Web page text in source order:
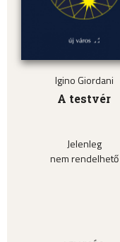
Igino Giordani
A testvér
Jelenleg
nem rendelhető